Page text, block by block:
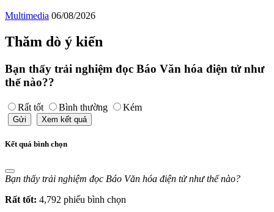
Multimedia 06/08/2026
Thăm dò ý kiến
Bạn thấy trải nghiệm đọc Báo Văn hóa điện tử như
thế nào??
Rất tốt Bình thường Kém
Gửi Xem kết quả
Kết quả bình chọn
Bạn thấy trải nghiệm đọc Báo Văn hóa điện tử như thế nào?
Rất tốt: 4,792 phiếu bình chọn